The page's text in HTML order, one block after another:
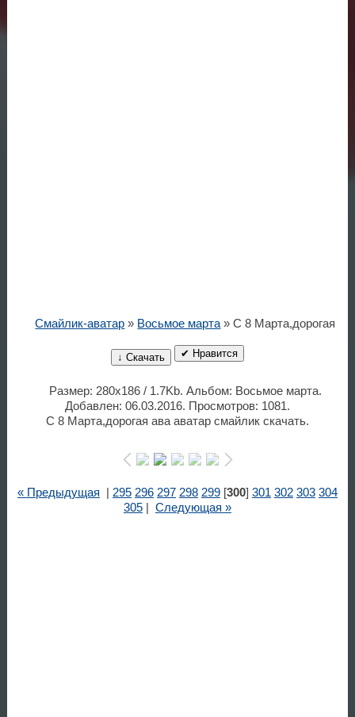
Смайлик-аватар » Восьмое марта » С 8 Марта,дорогая
↓ Скачать ✔ Нравится
Размер: 280x186 / 1.7Kb. Альбом: Восьмое марта.
Добавлен: 06.03.2016. Просмотров: 1081.
С 8 Марта,дорогая ава аватар смайлик скачать.
« Предыдущая 295 296 297 298 299[300] 301 302 303 304
305| Следующая »